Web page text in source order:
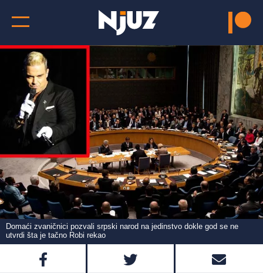
Domaći zvaničnici pozvali srpski narod na jedinstvo dokle god se ne
utvrdi šta je tačno Robi rekao